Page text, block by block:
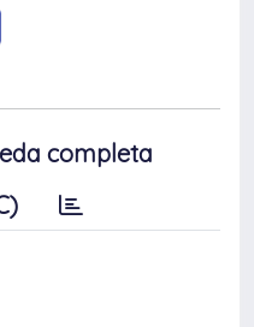
completa